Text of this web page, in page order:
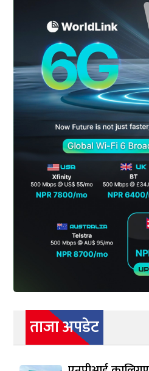
ताजा अपडेट